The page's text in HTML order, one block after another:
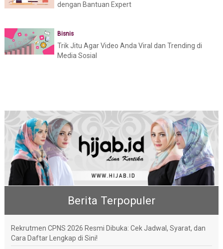
dengan Bantuan Expert
Bisnis
Trik Jitu Agar Video Anda Viral dan Trending di
Media Sosial
Berita Terpopuler
Rekrutmen CPNS 2026 Resmi Dibuka: Cek Jadwal, Syarat, dan
Cara Daftar Lengkap di Sini!